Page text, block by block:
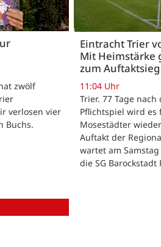
zwölf
verlosen vier
Buchs.
Eintracht Trier
Mit Heimstärke
zum Auftaktsieg
11:04 Uhr
Trier. 77 Tage
Pflichtspiel wird es
Mosestädter
Auftakt der
wartet am
die SG Barockstadt